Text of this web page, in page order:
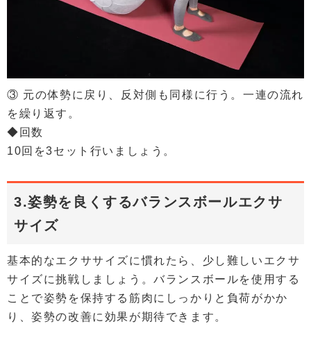
③ 元の体勢に戻り、反対側も同様に行う。一連の流れ
を繰り返す。
◆回数
10回を3セット行いましょう。
3.姿勢を良くするバランスボールエクサ
サイズ
基本的なエクササイズに慣れたら、少し難しいエクサ
サイズに挑戦しましょう。バランスボールを使用する
ことで姿勢を保持する筋肉にしっかりと負荷がかか
り、姿勢の改善に効果が期待できます。